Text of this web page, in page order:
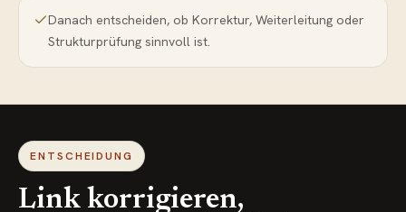
Danach entscheiden, ob Korrektur, Weiterleitung oder
Strukturprüfung sinnvoll ist.
ENTSCHEIDUNG
Link korrigieren,